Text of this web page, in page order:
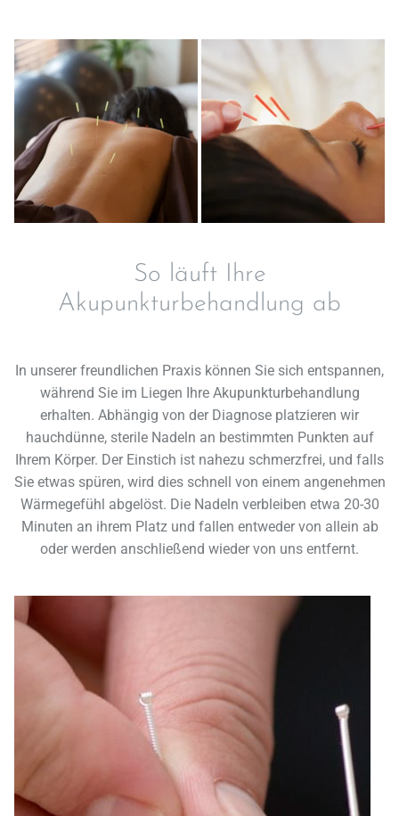
So läuft Ihre
Akupunkturbehandlung ab
In unserer freundlichen Praxis können Sie sich entspannen,
während Sie im Liegen Ihre Akupunkturbehandlung
erhalten. Abhängig von der Diagnose platzieren wir
hauchdünne, sterile Nadeln an bestimmten Punkten auf
Ihrem Körper. Der Einstich ist nahezu schmerzfrei, und falls
Sie etwas spüren, wird dies schnell von einem angenehmen
Wärmegefühl abgelöst. Die Nadeln verbleiben etwa 20-30
Minuten an ihrem Platz und fallen entweder von allein ab
oder werden anschließend wieder von uns entfernt.